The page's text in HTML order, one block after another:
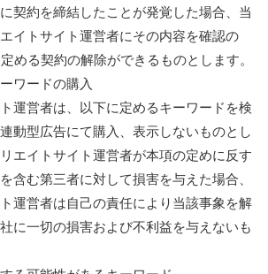
契約を締結したことが発覚した場合、当
イトサイト運営者にその内容を確認の
める契約の解除ができるものとします。
ワードの購入
運営者は、以下に定めるキーワードを検
動型広告にて購入、表示しないものとし
エイトサイト運営者が本項の定めに反す
含む第三者に対して損害を与えた場合、
運営者は自己の責任により当該事象を解
に一切の損害および不利益を与えないも